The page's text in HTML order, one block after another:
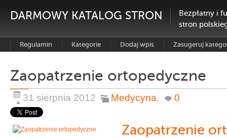
DARMOWY KATALOG STRON
Bezpłatny i
stron
Regulamin Kategorie Dodaj wpis Zasugeruj
Zaopatrzenie ortopedyczne
31 sierpnia 2012 Medycyna, 0
Zaopatrzenie